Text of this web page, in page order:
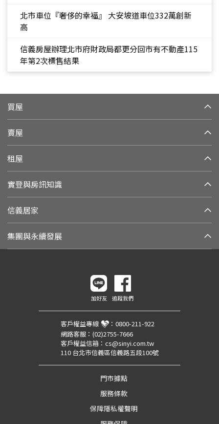
北市車位『奢侈的幸福』 大安坡道車位332萬創新
高
信義房屋辦理北市府財政局都更分回市有不動產115
年第2次標售結果
買屋
賣屋
租屋
實登與房訊知識
信義居家
集團與永續發展
加好友 追蹤我們
客戶權益專線 ： 0800-211-922
網路客服： (02)2755-7666
客戶權益信箱： cs@sinyi.com.tw
110 台北市信義區信義路五段100號
門市據點
服務條款
保障隱私權聲明